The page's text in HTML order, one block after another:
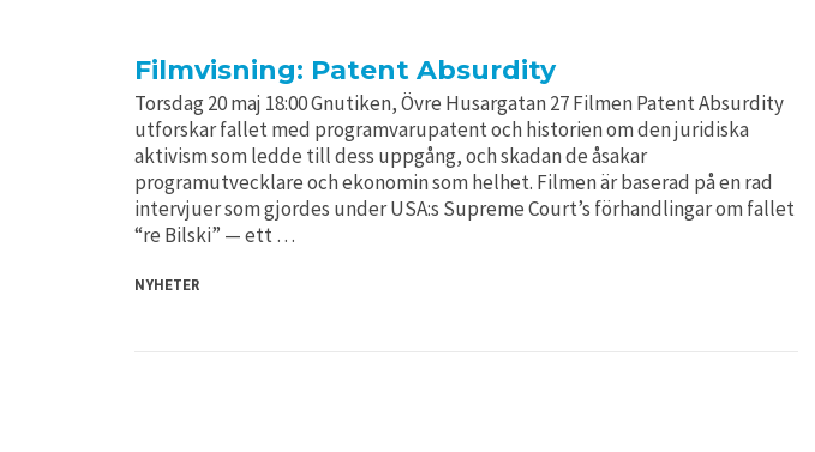
Filmvisning: Patent Absurdity
Torsdag 20 maj 18:00 Gnutiken, Övre Husargatan 27 Filmen Patent Absurdity
utforskar fallet med programvarupatent och historien om den juridiska
aktivism som ledde till dess uppgång, och skadan de åsakar
programutvecklare och ekonomin som helhet. Filmen är baserad på en rad
intervjuer som gjordes under USA:s Supreme Court’s förhandlingar om fallet
“re Bilski” — ett …
NYHETER